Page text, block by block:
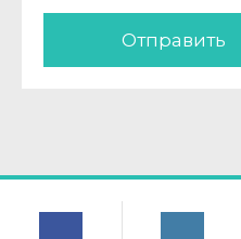
Отправить